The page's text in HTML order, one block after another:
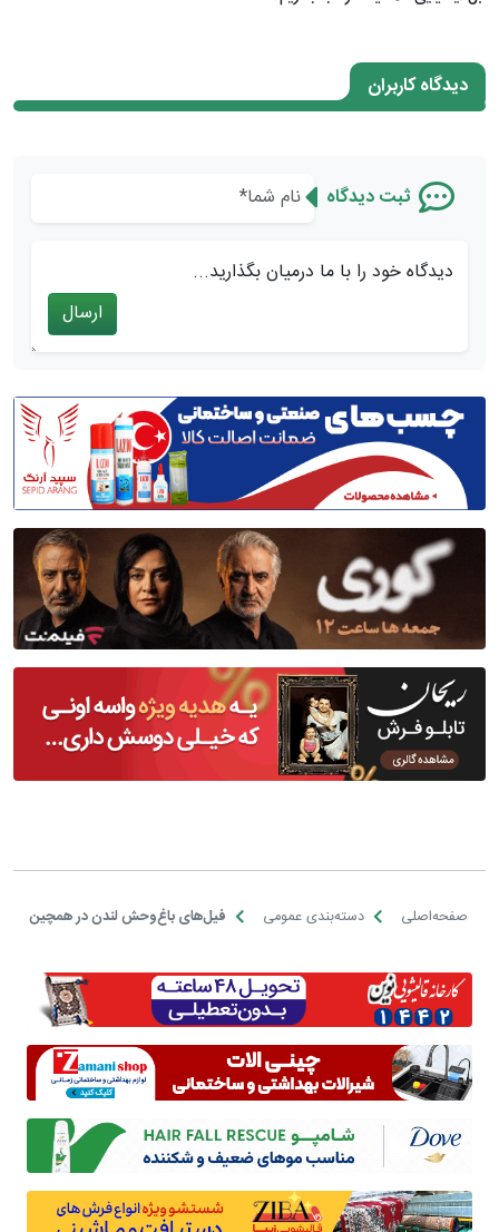
دیدگاه کاربران
ثبت دیدگاه
دیدگاه خود را با ما درمیان بگذارید...
ارسال